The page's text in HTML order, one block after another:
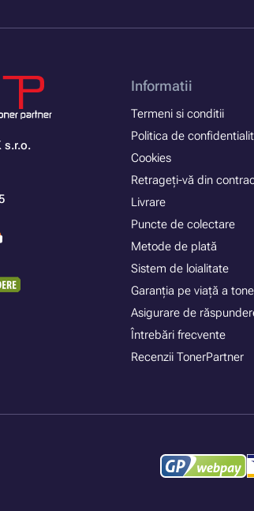
s.r.o.
Informatii
Termeni si conditii
Politica de
Cookies
Retrageți-vă din
Livrare
Puncte de colectare
Metode de plată
Sistem de loialitate
Garanția pe viață a
Asigurare de
Întrebări frecvente
Recenzii TonerPartner